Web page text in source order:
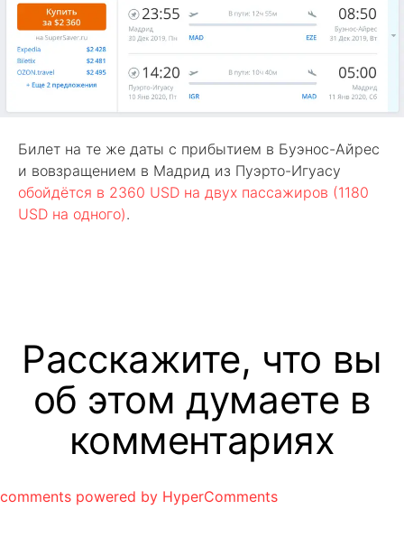
Билет на те же даты с прибытием в Буэнос-Айрес
и вовзращением в Мадрид из Пуэрто-Игуасу
обойдётся в 2360 USD на двух пассажиров (1180
USD на одного).
Расскажите, что вы
об этом думаете в
комментариях
comments powered by HyperComments